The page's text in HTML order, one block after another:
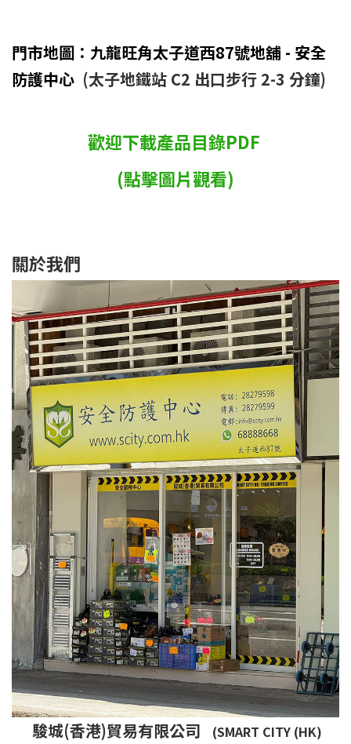
門市地圖：九龍旺角太子道西87號地舖 - 安全
防護中心 (太子地鐵站 C2 出口步行 2-3 分鐘)
歡迎下載產品目錄PDF
(點擊圖片觀看)
關於我們
駿城(香港)貿易有限公司
(SMART CITY (HK)